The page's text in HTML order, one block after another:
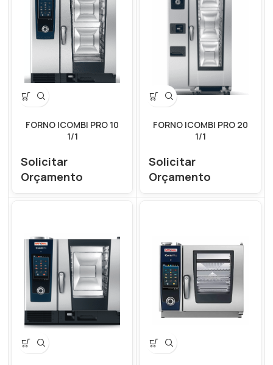
FORNO ICOMBI PRO 10
1/1
Solicitar
Orçamento
FORNO ICOMBI PRO 20
1/1
Solicitar
Orçamento